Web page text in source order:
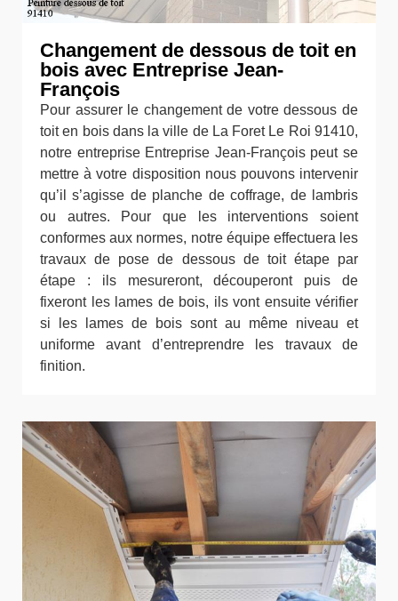
Changement de dessous de toit en
bois avec Entreprise Jean-
François
Pour assurer le changement de votre dessous de
toit en bois dans la ville de La Foret Le Roi 91410,
notre entreprise Entreprise Jean-François peut se
mettre à votre disposition nous pouvons intervenir
qu’il s’agisse de planche de coffrage, de lambris
ou autres. Pour que les interventions soient
conformes aux normes, notre équipe effectuera les
travaux de pose de dessous de toit étape par
étape : ils mesureront, découperont puis de
fixeront les lames de bois, ils vont ensuite vérifier
si les lames de bois sont au même niveau et
uniforme avant d’entreprendre les travaux de
finition.